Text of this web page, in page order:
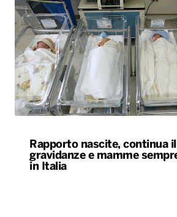
Rapporto nascite, continua
gravidanze e mamme
in Italia